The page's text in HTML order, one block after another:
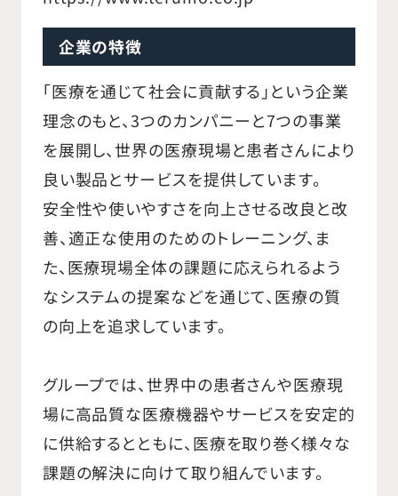
企業の特徴
「医療を通じて社会に貢献する」という企業
理念のもと、3つのカンパニーと7つの事業
を展開し、世界の医療現場と患者さんにより
良い製品とサービスを提供しています。
安全性や使いやすさを向上させる改良と改
善、適正な使用のためのトレーニング、ま
た、医療現場全体の課題に応えられるよう
なシステムの提案などを通じて、医療の質
の向上を追求しています。
グループでは、世界中の患者さんや医療現
場に高品質な医療機器やサービスを安定的
に供給するとともに、医療を取り巻く様々な
課題の解決に向けて取り組んでいます。